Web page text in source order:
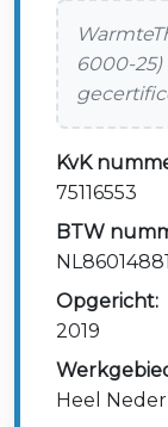
6000-
KvK
75116553
BTW
Opgericht:
2019
Heel